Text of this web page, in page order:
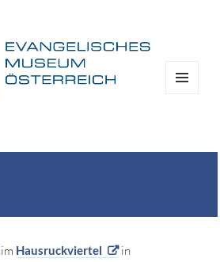
Hausruckviertel in